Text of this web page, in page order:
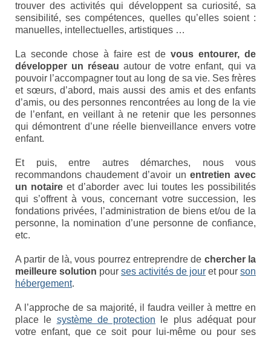
Le Conseil d’Administration
Le Conseil scientifique
Etre membre
Activités passées
L’X presse
Nos revendications
Espace Parents
Quand il n’y a pas de diagnostic
A l’annonce du handicap
Parentalité et handicap
Quand nous ne serons plus là
Les formalités administratives
Trouver de l’aide
Eduquer notre enfant
trouver des activités qui développent sa curiosité, sa
sensibilité, ses compétences, quelles qu’elles soient :
manuelles, intellectuelles, artistiques …
La seconde chose à faire est de vous entourer, de
développer un réseau autour de votre enfant, qui va
pouvoir l’accompagner tout au long de sa vie. Ses frères
et sœurs, d’abord, mais aussi des amis et des enfants
d’amis, ou des personnes rencontrées au long de la vie
de l’enfant, en veillant à ne retenir que les personnes
qui démontrent d’une réelle bienveillance envers votre
enfant.
Et puis, entre autres démarches, nous vous
recommandons chaudement d’avoir un entretien avec
un notaire et d’aborder avec lui toutes les possibilités
qui s’offrent à vous, concernant votre succession, les
fondations privées, l’administration de biens et/ou de la
personne, la nomination d’une personne de confiance,
etc.
A partir de là, vous pourrez entreprendre de chercher la
meilleure solution pour ses activités de jour et pour son
hébergement.
A l’approche de sa majorité, il faudra veiller à mettre en
place le système de protection le plus adéquat pour
votre enfant, que ce soit pour lui-même ou pour ses